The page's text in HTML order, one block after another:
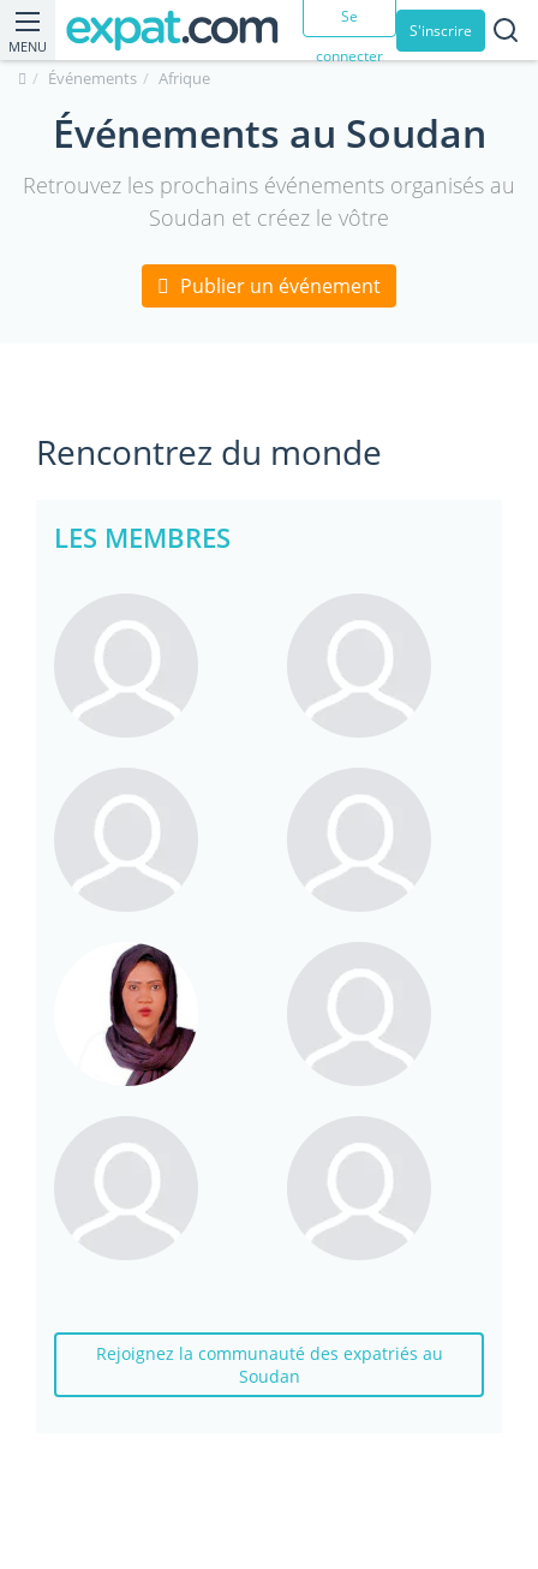
MENU
Se
connecter
S'inscrire
Événements Afrique
Événements au Soudan
Retrouvez les prochains événements organisés au
Soudan et créez le vôtre
Publier un événement
Rencontrez du monde
LES MEMBRES
Rejoignez la communauté des expatriés au
Soudan